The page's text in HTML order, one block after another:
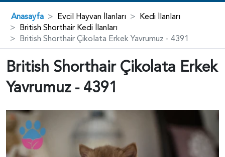
Anasayfa Evcil Hayvan İlanları
Kedi İlanları
British Shorthair Kedi İlanları
British Shorthair Çikolata Erkek Yavrumuz - 4391
British Shorthair Çikolata Erkek
Yavrumuz - 4391